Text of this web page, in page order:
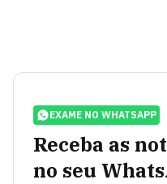
EXAME NO WHATSAPP
Receba as
no seu